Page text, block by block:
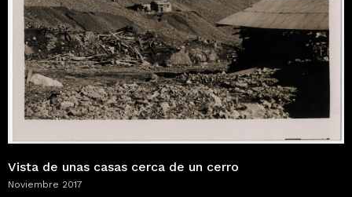
Vista de unas casas cerca de un cerro
Noviembre 2017